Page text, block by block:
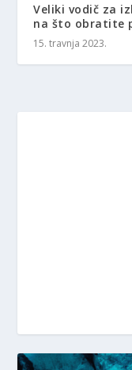
Veliki vodič za
na što obratite
15. travnja 2023.